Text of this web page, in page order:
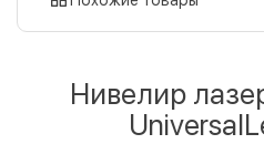
LiqPay
Нивелир